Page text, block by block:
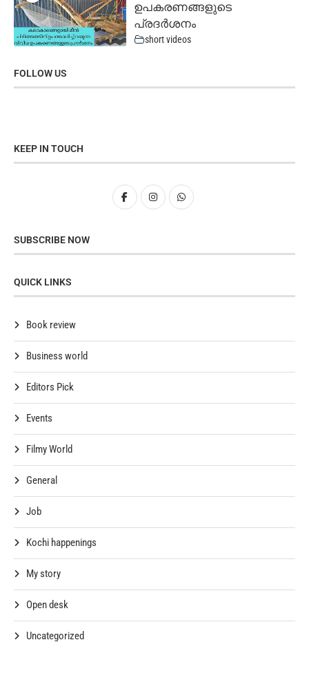
ഉപകരണങ്ങളുടെ
പ്രദർശനം
short videos
FOLLOW US
KEEP IN TOUCH
SUBSCRIBE NOW
QUICK LINKS
Book review
Business world
Editors Pick
Events
Filmy World
General
Job
Kochi happenings
My story
Open desk
Uncategorized